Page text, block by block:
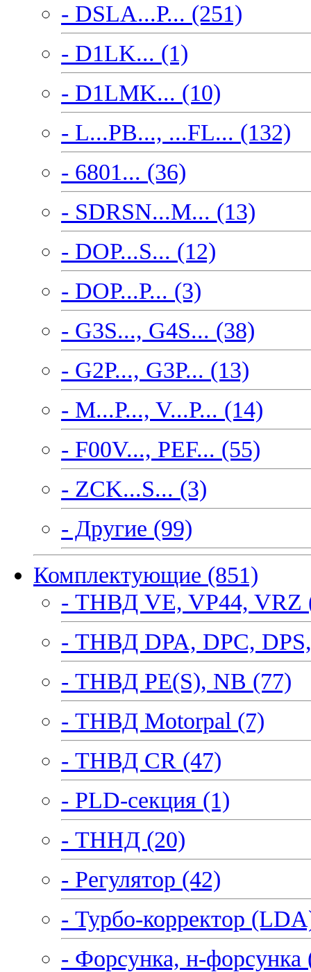
- DSLA...P... (251)
- D1LK... (1)
- D1LMK... (10)
- L...PB..., ...FL... (132)
- 6801... (36)
- SDRSN...M... (13)
- DOP...S... (12)
- DOP...P... (3)
- G3S..., G4S... (38)
- G2P..., G3P... (13)
- M...P..., V...P... (14)
- F00V..., PEF... (55)
- ZCK...S... (3)
- Другие (99)
Комплектующие (851)
- ТНВД VE, VP44, VRZ
- ТНВД DPA, DPC,
- ТНВД PE(S), NB (77)
- ТНВД Motorpal (7)
- ТНВД CR (47)
- PLD-секция (1)
- ТННД (20)
- Регулятор (42)
- Турбо-корректор
- Форсунка, н-форсунка